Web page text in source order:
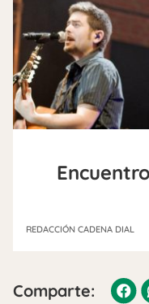
REDACCIÓN CADENA DIAL
Comparte: